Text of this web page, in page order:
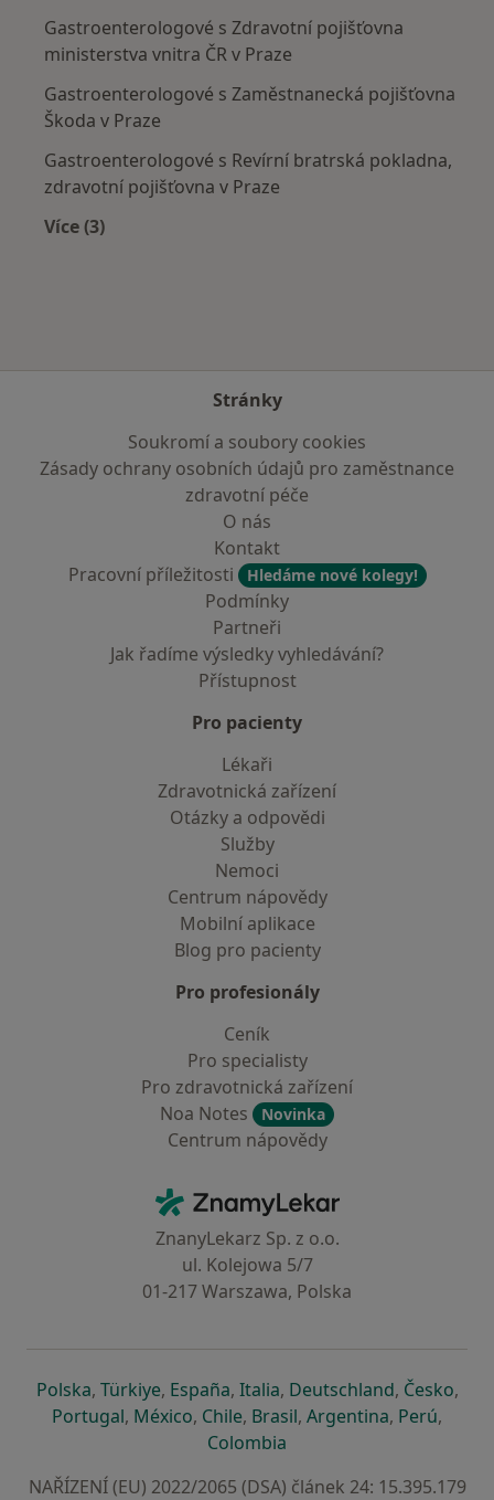
Gastroenterologové s Zdravotní pojišťovna
ministerstva vnitra ČR v Praze
Gastroenterologové s Zaměstnanecká pojišťovna
Škoda v Praze
Gastroenterologové s Revírní bratrská pokladna,
zdravotní pojišťovna v Praze
Více (3)
Stránky
Soukromí a soubory cookies
Zásady ochrany osobních údajů pro zaměstnance
zdravotní péče
O nás
Kontakt
Pracovní příležitosti
Hledáme nové kolegy!
Podmínky
Partneři
Jak řadíme výsledky vyhledávání?
Přístupnost
Pro pacienty
Lékaři
Zdravotnická zařízení
Otázky a odpovědi
Služby
Nemoci
Centrum nápovědy
Mobilní aplikace
Blog pro pacienty
Pro profesionály
Ceník
Pro specialisty
Pro zdravotnická zařízení
Noa Notes
Novinka
Centrum nápovědy
ZnamyLekar - Hlavní stránka
ZnanyLekarz Sp. z o.o.
ul. Kolejowa 5/7
01-217 Warszawa, Polska
Polskase otevře v nové záložce
, Türkiyese otevře v nové záložce
, Españase otevře v nové záložce
, Italiase otevře v nové záložce
, Deutschlandse otevře v
, Českose
,
Portugalse otevře v nové záložce
, Méxicose otevře v nové záložce
, Chilese otevře v nové záložce
, Brasilse otevře v nové
, Argentinase otevře v
, Perúse
,
Colombia
NAŘÍZENÍ (EU) 2022/2065 (DSA) článek 24: 15.395.179